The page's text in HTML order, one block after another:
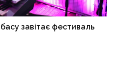
завітає фестиваль